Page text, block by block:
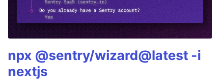
npx @sentry/wizard@latest -i
nextjs